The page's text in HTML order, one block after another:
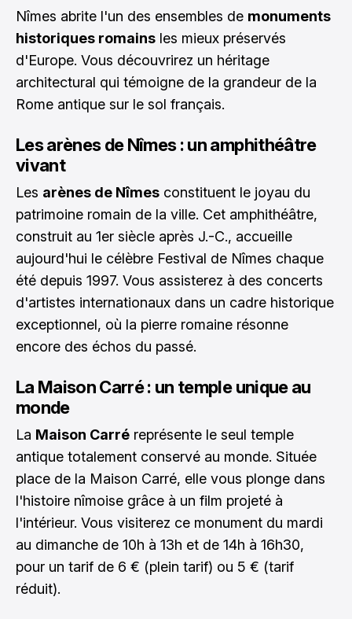
Nîmes abrite l'un des ensembles de monuments
historiques romains les mieux préservés
d'Europe. Vous découvrirez un héritage
architectural qui témoigne de la grandeur de la
Rome antique sur le sol français.
Les arènes de Nîmes : un amphithéâtre
vivant
Les arènes de Nîmes constituent le joyau du
patrimoine romain de la ville. Cet amphithéâtre,
construit au 1er siècle après J.-C., accueille
aujourd'hui le célèbre Festival de Nîmes chaque
été depuis 1997. Vous assisterez à des concerts
d'artistes internationaux dans un cadre historique
exceptionnel, où la pierre romaine résonne
encore des échos du passé.
La Maison Carré : un temple unique au
monde
La Maison Carré représente le seul temple
antique totalement conservé au monde. Située
place de la Maison Carré, elle vous plonge dans
l'histoire nîmoise grâce à un film projeté à
l'intérieur. Vous visiterez ce monument du mardi
au dimanche de 10h à 13h et de 14h à 16h30,
pour un tarif de 6 € (plein tarif) ou 5 € (tarif
réduit).